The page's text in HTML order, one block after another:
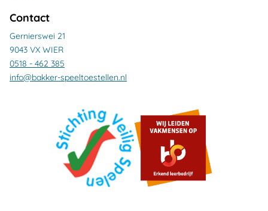
Contact
Gernierswei 21
9043 VX WIER
0518 - 462 385
info@bakker-speeltoestellen.nl